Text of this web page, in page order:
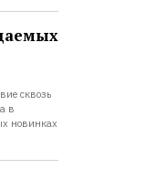
сквозь
в
новинках